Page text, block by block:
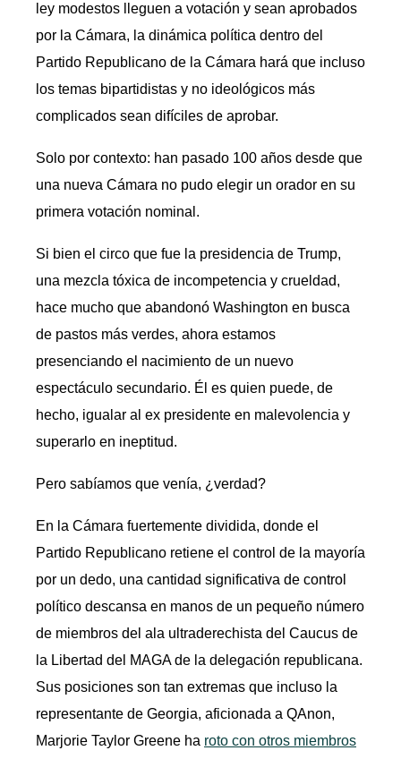
ley modestos lleguen a votación y sean aprobados
por la Cámara, la dinámica política dentro del
Partido Republicano de la Cámara hará que incluso
los temas bipartidistas y no ideológicos más
complicados sean difíciles de aprobar.
Solo por contexto: han pasado 100 años desde que
una nueva Cámara no pudo elegir un orador en su
primera votación nominal.
Si bien el circo que fue la presidencia de Trump,
una mezcla tóxica de incompetencia y crueldad,
hace mucho que abandonó Washington en busca
de pastos más verdes, ahora estamos
presenciando el nacimiento de un nuevo
espectáculo secundario. Él es quien puede, de
hecho, igualar al ex presidente en malevolencia y
superarlo en ineptitud.
Pero sabíamos que venía, ¿verdad?
En la Cámara fuertemente dividida, donde el
Partido Republicano retiene el control de la mayoría
por un dedo, una cantidad significativa de control
político descansa en manos de un pequeño número
de miembros del ala ultraderechista del Caucus de
la Libertad del MAGA de la delegación republicana.
Sus posiciones son tan extremas que incluso la
representante de Georgia, aficionada a QAnon,
Marjorie Taylor Greene ha roto con otros miembros